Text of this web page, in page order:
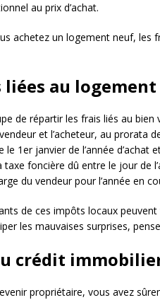
au prix d’achat.
achetez un logement neuf, les
liées au logement
de répartir les frais liés au
et l’acheteur, au prorata
1er janvier de l’année d’achat
foncière dû entre le jour de
du vendeur pour l’année en
de ces impôts locaux peuvent
les mauvaises surprises,
crédit
propriétaire, vous avez